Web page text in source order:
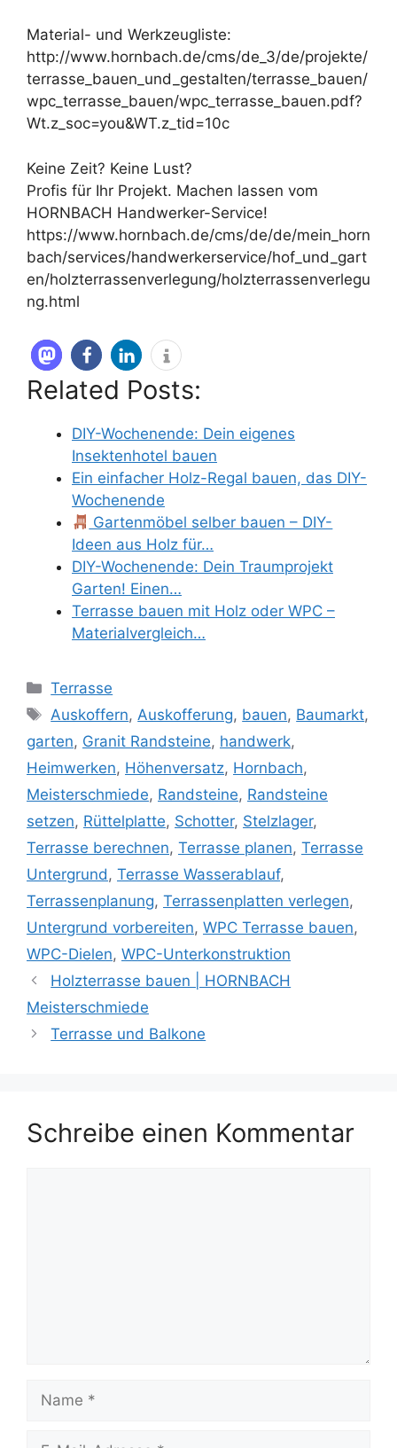
Material- und Werkzeugliste:
http://www.hornbach.de/cms/de_3/de/projekte/
terrasse_bauen_und_gestalten/terrasse_bauen/
wpc_terrasse_bauen/wpc_terrasse_bauen.pdf?
Wt.z_soc=you&WT.z_tid=10c
Keine Zeit? Keine Lust?
Profis für Ihr Projekt. Machen lassen vom
HORNBACH Handwerker-Service!
https://www.hornbach.de/cms/de/de/mein_horn
bach/services/handwerkerservice/hof_und_gart
en/holzterrassenverlegung/holzterrassenverlegu
ng.html
Related Posts:
DIY-Wochenende: Dein eigenes
Insektenhotel bauen
Ein einfacher Holz-Regal bauen, das DIY-
Wochenende
Gartenmöbel selber bauen – DIY-
Ideen aus Holz für…
DIY-Wochenende: Dein Traumprojekt
Garten! Einen…
Terrasse bauen mit Holz oder WPC –
Materialvergleich…
Kategorien
Terrasse
Schlagwörter
Auskoffern,Auskofferung, bauen, Baumarkt,
garten, Granit Randsteine, handwerk,
Heimwerken, Höhenversatz, Hornbach,
Meisterschmiede, Randsteine, Randsteine
setzen, Rüttelplatte, Schotter, Stelzlager,
Terrasse berechnen, Terrasse planen, Terrasse
Untergrund, Terrasse Wasserablauf,
Terrassenplanung, Terrassenplatten verlegen,
Untergrund vorbereiten, WPC Terrasse bauen,
WPC-Dielen, WPC-Unterkonstruktion
Holzterrasse bauen | HORNBACH
Meisterschmiede
Terrasse und Balkone
Schreibe einen Kommentar
Name